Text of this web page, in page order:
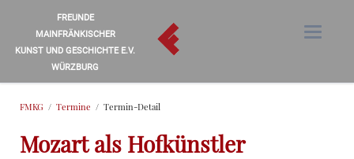
FREUNDE
MAINFRÄNKISCHER
KUNST UND GESCHICHTE E.V.
WÜRZBURG
FMKG Termine Termin-Detail
Mozart als Hofkünstler